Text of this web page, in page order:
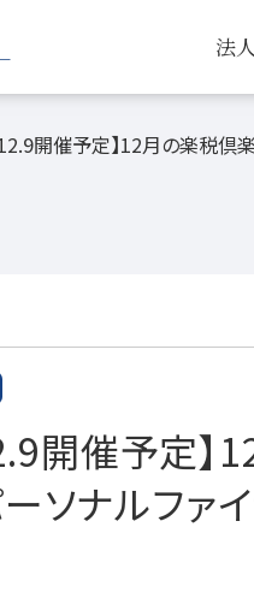
法
開催予定】12月の楽税倶
開催予定】
ーソナルフ